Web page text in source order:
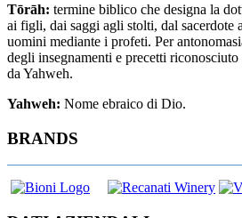
Tōrāh: termine biblico che designa la
ai figli, dai saggi agli stolti, dal sacerdote
uomini mediante i profeti. Per
degli insegnamenti e precetti
da Yahweh.
Yahweh: Nome ebraico di Dio.
BRANDS